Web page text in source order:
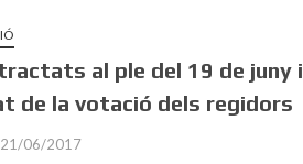
al ple del 19 de juny i
de la votació dels regidors
21/06/2017